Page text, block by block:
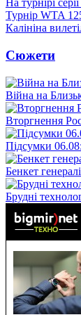
На турнірі
Турнір WTA
Калініна
Сюжети
Війна на
Вторгнення
Підсумки
Бенкет
Брудні